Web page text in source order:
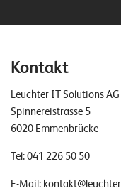
Kontakt
Leuchter IT Solutions AG
Spinnereistrasse 5
6020 Emmenbrücke
Tel:041 226 50 50
E-Mail: